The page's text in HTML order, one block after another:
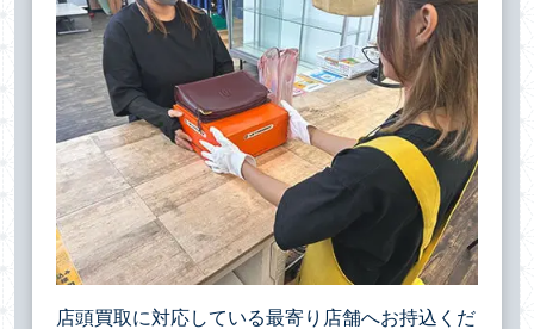
店頭買取に対応している最寄り店舗へお持込くだ